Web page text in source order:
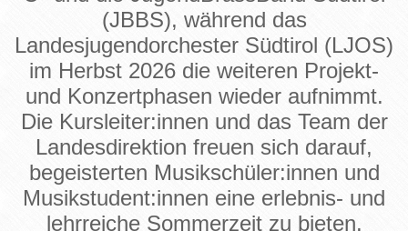
(JBBS), während das
Landesjugendorchester Südtirol (LJOS)
im Herbst 2026 die weiteren Projekt-
und Konzertphasen wieder aufnimmt.
Die Kursleiter:innen und das Team der
Landesdirektion freuen sich darauf,
begeisterten Musikschüler:innen und
Musikstudent:innen eine erlebnis- und
lehrreiche Sommerzeit zu bieten.